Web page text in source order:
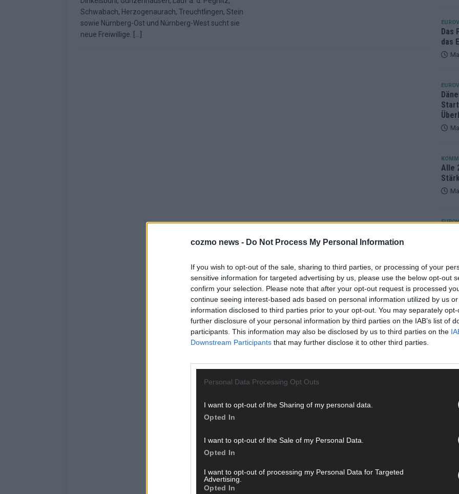
cozmo news - Do Not Process My Personal Information
If you wish to opt-out of the sale, sharing to third parties, or processing of your
sensitive information for targeted advertising by us, please use the below opt-out
confirm your selection. Please note that after your opt-out request is processed
continue seeing interest-based ads based on personal information utilized by us
information disclosed to third parties prior to your opt-out. You may separately
further disclosure of your personal information by third parties on the IAB’s list of
participants. This information may also be disclosed by us to third parties on the
Downstream Participants that may further disclose it to other third parties.
Personal Data Processing Opt Outs
I want to opt-out of the Sharing of my personal data.
Opted In
I want to opt-out of the Sale of my Personal Data.
Opted In
I want to opt-out of processing my Personal Data for Targeted
Advertising.
Opted In
[ Mai 2026 ] ESC 2026: Ein Sieger, der klar überzeugt – und eine Debatte, die nicht aufhört
KOMMENTAR
Schwabach, Herzogenaurach, Treuchtlingen, Stein
sowie Nürnberg-Ost und Nürnberg-West sucht sie
neue Freiwillige.
Das
das
Alle